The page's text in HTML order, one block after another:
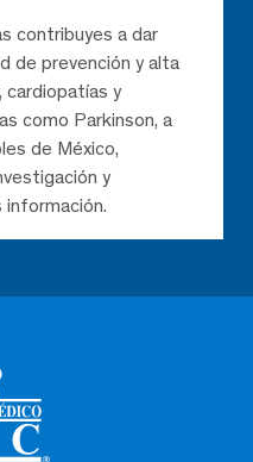
contribuyes a dar
de prevención y alta
cardiopatías y
como Parkinson, a
de México,
y
información.